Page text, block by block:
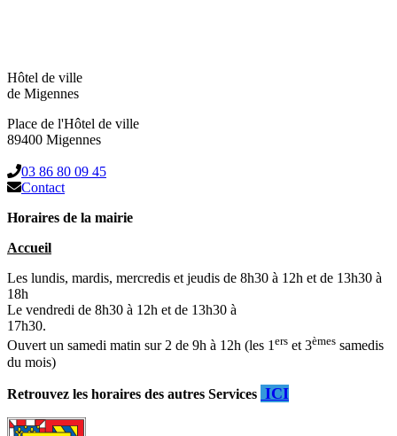
Hôtel de ville
de Migennes
Place de l'Hôtel de ville
89400 Migennes
03 86 80 09 45
Contact
Horaires de la mairie
Accueil
Les lundis, mardis, mercredis et jeudis de 8h30 à 12h et de 13h30 à
18h
Le vendredi de 8h30 à 12h et de 13h30 à
17h30.
Ouvert un samedi matin sur 2 de 9h à 12h (les 1ers et 3èmes samedis
du mois)
Retrouvez les horaires des autres Services ICI